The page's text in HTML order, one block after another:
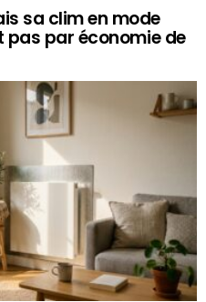
sa clim en mode
pas par économie de